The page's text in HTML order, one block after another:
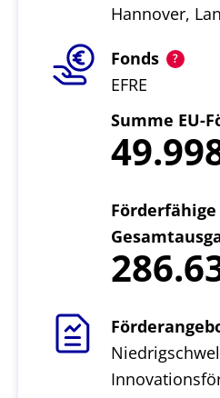
Hannover,
Fonds
EFRE
Summe EU-
Förderfähige